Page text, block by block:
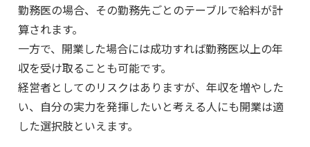
勤務医の場合、その勤務先ごとのテーブルで給料が計
算されます。
一方で、開業した場合には成功すれば勤務医以上の年
収を受け取ることも可能です。
経営者としてのリスクはありますが、年収を増やした
い、自分の実力を発揮したいと考える人にも開業は適
した選択肢といえます。